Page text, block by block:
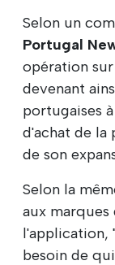
Selon un
Portugal
opération sur
devenant
portugaises
d'achat de la
de son
Selon la
aux
l'application,
besoin de